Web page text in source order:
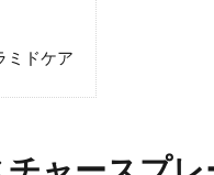
ミドケア